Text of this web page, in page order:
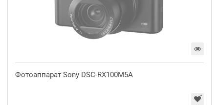
Фотоаппарат Sony DSC-RX100M5A